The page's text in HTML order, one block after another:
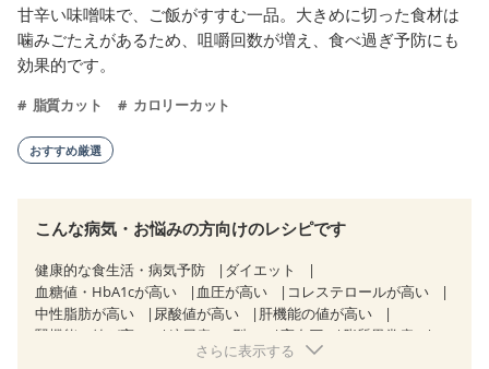
甘辛い味噌味で、ご飯がすすむ一品。大きめに切った食材は
噛みごたえがあるため、咀嚼回数が増え、食べ過ぎ予防にも
効果的です。
脂質カット カロリーカット
おすすめ厳選
こんな病気・お悩みの方向けのレシピです
健康的な食生活・病気予防
ダイエット
血糖値・HbA1cが高い
血圧が高い
コレステロールが高い
中性脂肪が高い
尿酸値が高い
肝機能の値が高い
腎機能の値が高い
糖尿病（2型） 高血圧
脂質異常症
狭心症 心筋梗塞
さらに表示する